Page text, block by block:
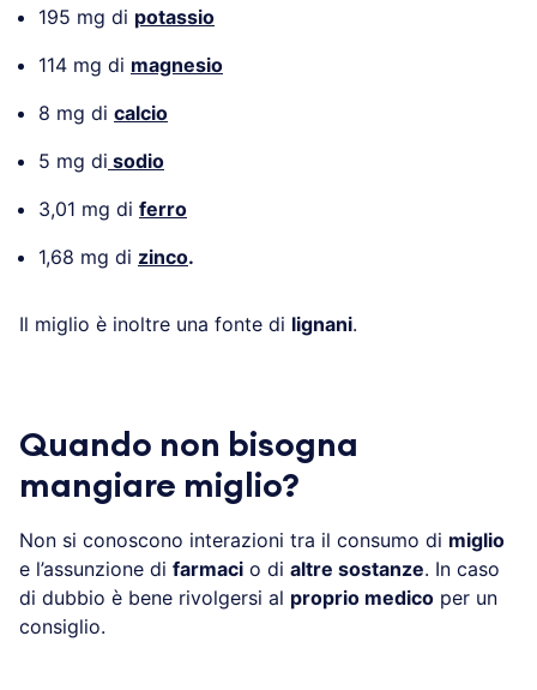
195 mg di potassio
114 mg di magnesio
8 mg di calcio
5 mg di sodio
3,01 mg di ferro
1,68 mg di zinco.
Il miglio è inoltre una fonte di lignani.
Quando non bisogna
mangiare miglio?
Non si conoscono interazioni tra il consumo di miglio
e l’assunzione di farmaci o di altre sostanze. In caso
di dubbio è bene rivolgersi al proprio medico per un
consiglio.